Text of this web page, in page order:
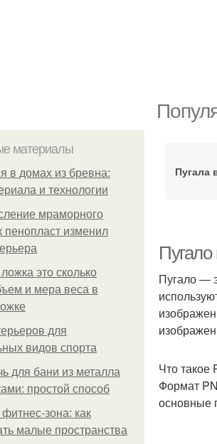
материалы
в домах из бревна:
и технологии
мраморного
пенопласт изменил
это сколько
и мера веса в
для
видов спорта
для бани из металла
простой способ
фитнес-зона: как
малые пространства
Пугала
Пугало —
Что такое
Формат
основные